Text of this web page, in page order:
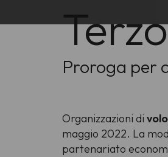
Proroga per
Organizzazioni di
maggio 2022. La
partenariato